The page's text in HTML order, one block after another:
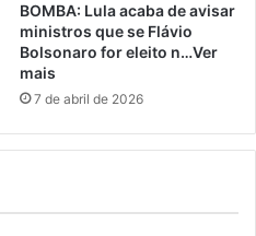
BOMBA: Lula acaba de avisar
ministros que se Flávio
Bolsonaro for eleito n…Ver
mais
7 de abril de 2026